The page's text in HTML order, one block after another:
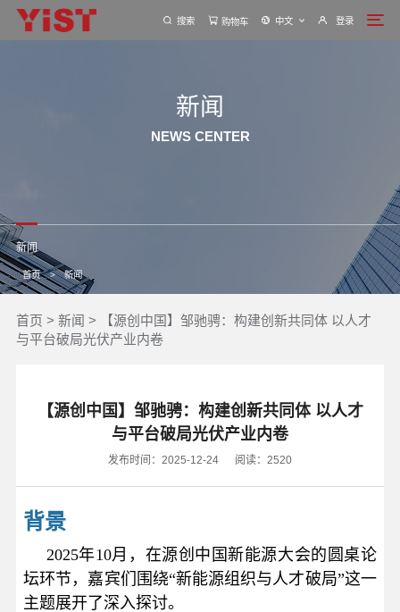
搜索 购物车 中文 登录
新闻
NEWS CENTER
新闻
首页 > 新闻
首页 > 新闻 >
【源创中国】邹驰骋：构建创新共同体 以人才
与平台破局光伏产业内卷
【源创中国】邹驰骋：构建创新共同体 以人才
与平台破局光伏产业内卷
发布时间：2025-12-24 阅读：2520
背景
2025年10月，在源创中国新能源大会的圆桌论
坛环节，嘉宾们围绕“新能源组织与人才破局”这一
主题展开了深入探讨。